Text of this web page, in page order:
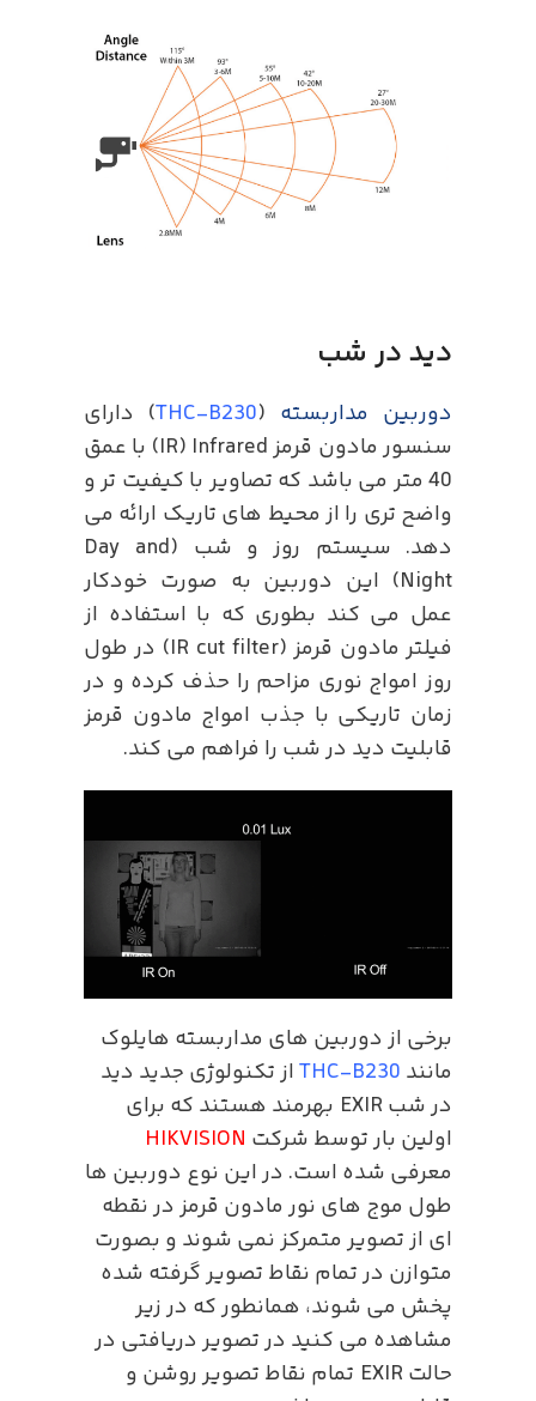
دید در شب
دوربین مداربسته (
THC-B230) دارای
سنسور مادون قرمز IR) Infrared) با عمق
40 متر می باشد که تصاویر با کیفیت تر و
واضح تری را از محیط های تاریک ارائه می
دهد. سیستم روز و شب (Day and
Night) این دوربین به صورت خودکار
عمل می کند بطوری که با استفاده از
فیلتر مادون قرمز (IR cut filter) در طول
روز امواج نوری مزاحم را حذف کرده و در
زمان تاریکی با جذب امواج مادون قرمز
قابلیت دید در شب را فراهم می کند.
برخی از دوربین های مداربسته هایلوک
مانند THC-B230از تکنولوژی جدید دید
در شب EXIR بهرمند هستند که برای
اولین بار توسط شرکت HIKVISION
معرفی شده است. در این نوع دوربین ها
طول موج های نور مادون قرمز در نقطه
ای از تصویر متمرکز نمی شوند و بصورت
متوازن در تمام نقاط تصویر گرفته شده
پخش می شوند، همانطور که در زیر
مشاهده می کنید در تصویر دریافتی در
حالت EXIR تمام نقاط تصویر روشن و